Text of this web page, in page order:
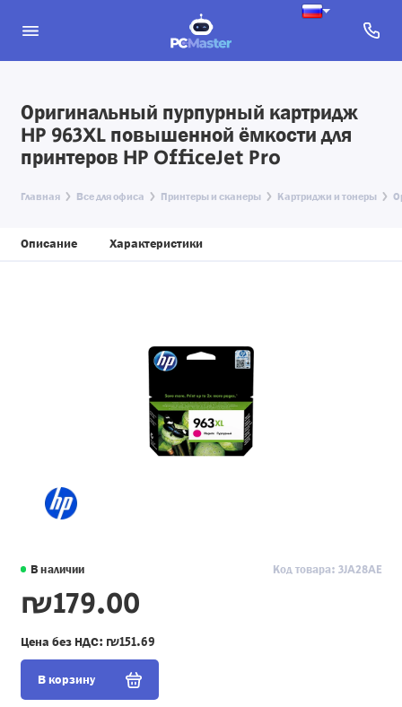
Оригинальный пурпурный картридж
HP 963XL повышенной ёмкости для
принтеров HP OfficeJet Pro
Главная Все для офиса Принтеры и сканеры Картриджи и тонеры
Описание Характеристики
В наличии Код товара: 3JA28AE
₪179.00
Цена без НДС: ₪151.69
В корзину